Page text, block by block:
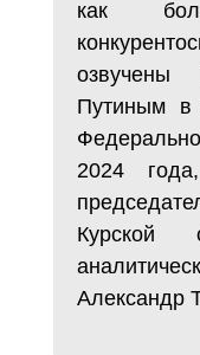
как
озвучены
Путиным в
2024
Курской
Александр